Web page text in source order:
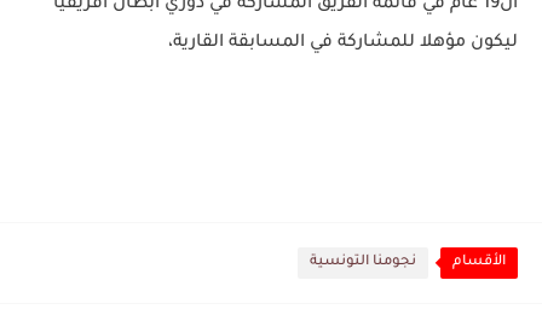
ال19 عام في قائمة الفريق المشاركة في دوري ابطال افريقيا
ليكون مؤهلا للمشاركة في المسابقة القارية،
الأقسام نجومنا التونسية